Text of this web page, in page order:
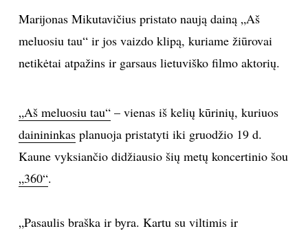
KULTŪRA
KINAS
MUZIKA
Marijonas Mikutavičius pristato naują dainą „Aš
meluosiu tau“ ir jos vaizdo klipą, kuriame žiūrovai
netikėtai atpažins ir garsaus lietuviško filmo aktorių.
„Aš meluosiu tau“– vienas iš kelių kūrinių, kuriuos
dainininkasplanuoja pristatyti iki gruodžio 19 d.
Kaune vyksiančio didžiausio šių metų koncertinio šou
„360“.
„Pasaulis braška ir byra. Kartu su viltimis ir